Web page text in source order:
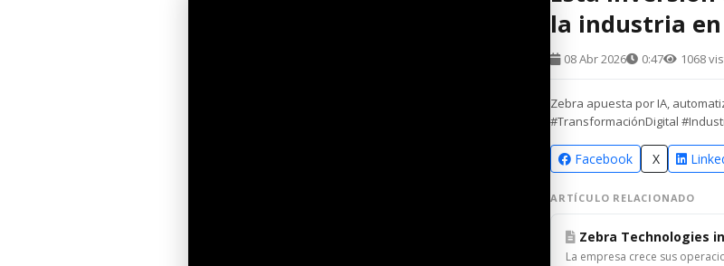
la industria
08 Abr 2026 0:47 1068
Zebra apuesta por IA,
#TransformaciónDigital
Facebook X
ARTÍCULO RELACIONADO
Zebra Technologies
La empresa crece sus